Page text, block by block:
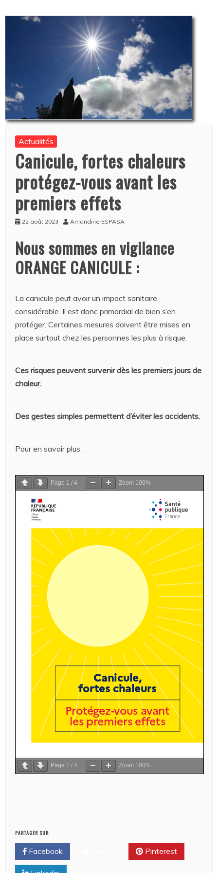
Actualités
Canicule, fortes chaleurs
protégez-vous avant les
premiers effets
22 août 2023 Amandine ESPASA
Nous sommes en vigilance
ORANGE CANICULE :
La canicule peut avoir un impact sanitaire
considérable. Il est donc primordial de bien s’en
protéger. Certaines mesures doivent être mises en
place surtout chez les personnes les plus à risque.
Ces risques peuvent survenir dès les premiers jours de
chaleur.
Des gestes simples permettent d’éviter les accidents.
Pour en savoir plus :
Page 1 / 4 Zoom 100%
Page 1 / 4 Zoom 100%
PARTAGER SUR
Facebook Pinterest